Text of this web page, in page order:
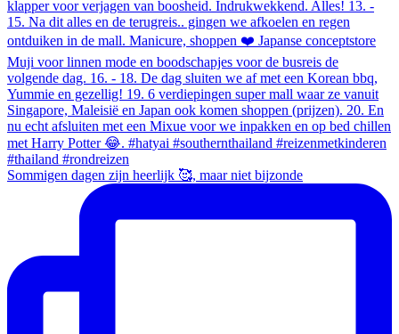
Sommigen dagen zijn heerlijk 🥰, maar niet bijzonde